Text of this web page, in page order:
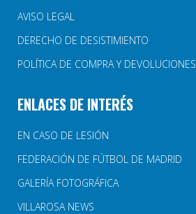
AVISO LEGAL
DERECHO DE DESISTIMIENTO
POLÍTICA DE COMPRA Y DEVOLUCIONES
ENLACES DE INTERÉS
EN CASO DE LESIÓN
FEDERACIÓN DE FÚTBOL DE MADRID
GALERÍA FOTOGRÁFICA
VILLAROSA NEWS